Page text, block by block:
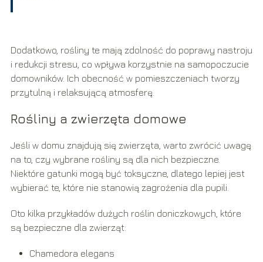
Dodatkowo, rośliny te mają zdolność do poprawy nastroju
i redukcji stresu, co wpływa korzystnie na samopoczucie
domowników. Ich obecność w pomieszczeniach tworzy
przytulną i relaksującą atmosferę.
Rośliny a zwierzęta domowe
Jeśli w domu znajdują się zwierzęta, warto zwrócić uwagę
na to, czy wybrane rośliny są dla nich bezpieczne.
Niektóre gatunki mogą być toksyczne, dlatego lepiej jest
wybierać te, które nie stanowią zagrożenia dla pupili.
Oto kilka przykładów dużych roślin doniczkowych, które
są bezpieczne dla zwierząt:
Chamedora elegans